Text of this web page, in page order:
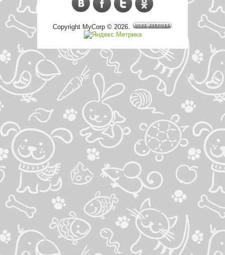
Copyright MyCorp © 2026